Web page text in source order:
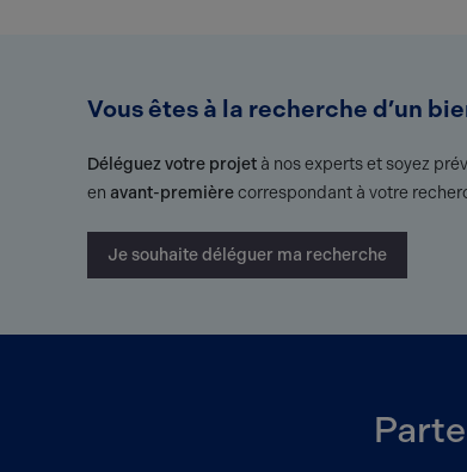
Vous êtes à la recherche d’un
Déléguez votre projetà nos experts et soyez
en avant-premièrecorrespondant à votre
Je souhaite déléguer ma recherche